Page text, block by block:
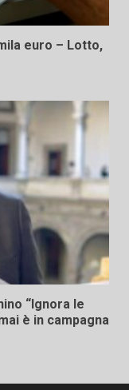
euro – Lotto,
“Ignora le
è in campagna